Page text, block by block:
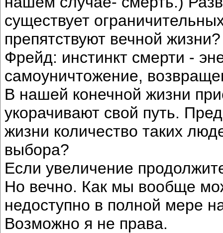
существует
препятствуют вечной жизни?
Фрейд: инстинкт смерти -
самоуничтожение,
В нашей конечной жизни
укорачивают свой путь.
жизни количество таких
выбора?
Если увеличение
Но вечно. Как мы вообще
недоступно в полной мере
Возможно я не права.